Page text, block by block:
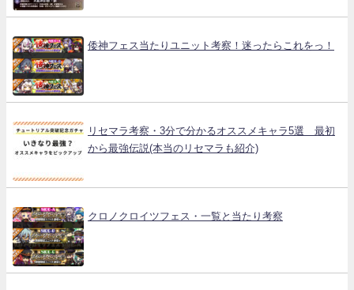
倭神フェス当たりユニット考察！迷ったらこれをっ！
リセマラ考察・3分で分かるオススメキャラ5選 最初
から最強伝説(本当のリセマラも紹介)
クロノクロイツフェス・一覧と当たり考察